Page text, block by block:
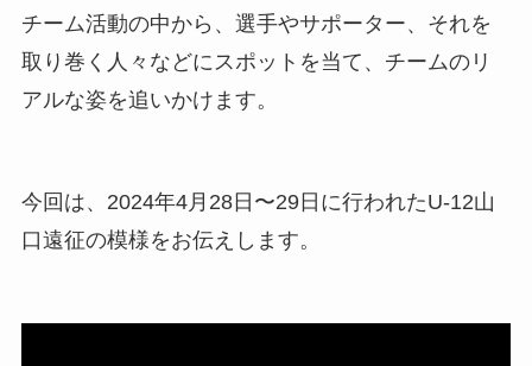
チーム活動の中から、選手やサポーター、それを
取り巻く人々などにスポットを当て、チームのリ
アルな姿を追いかけます。
今回は、2024年4月28日〜29日に行われたU-12山
口遠征の模様をお伝えします。